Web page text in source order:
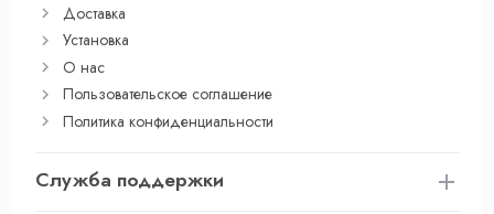
Доставка
Установка
О нас
Пользовательское соглашение
Политика конфиденциальности
Служба поддержки